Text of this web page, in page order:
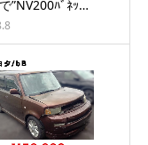
”NV200ﾊﾞﾈｯ…